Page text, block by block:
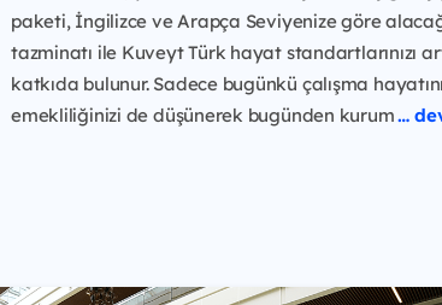
paketi, İngilizce ve Arapça Seviyenize göre
tazminatı ile Kuveyt Türk hayat standartlarınızı
katkıda bulunur. Sadece bugünkü çalışma
emekliliğinizi de düşünerek bugünden kurum…